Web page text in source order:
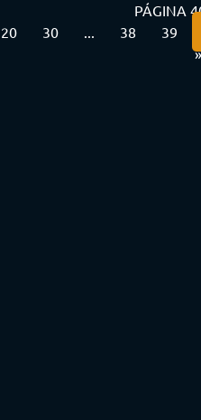
PÁGINA
20 30 ... 38
39
»